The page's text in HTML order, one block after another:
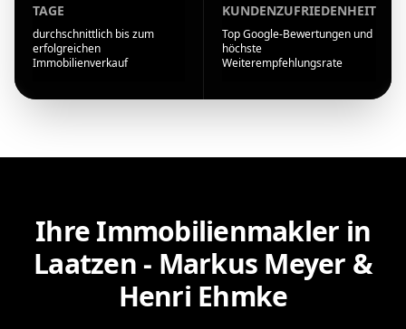
TAGE
durchschnittlich bis zum
erfolgreichen
Immobilienverkauf
KUNDENZUFRIEDENHEIT
Top Google-Bewertungen und
höchste
Weiterempfehlungsrate
Ihre Immobilienmakler in
Laatzen - Markus Meyer &
Henri Ehmke